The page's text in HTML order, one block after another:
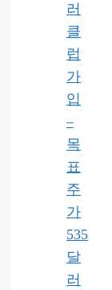
러
클
럽
가
입
–
목
표
주
가
535
달
러